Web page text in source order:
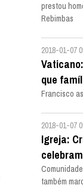
prestou
Rebimbas
2018-01-07
que
Francisco
2018-01-07
Igreja:
também